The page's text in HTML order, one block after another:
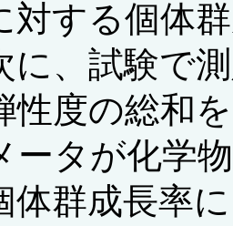
対する個体
に、試験で
性度の総和
ータが化学
体群成長率